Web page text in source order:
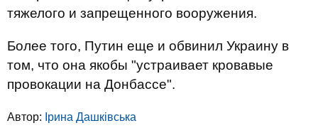
тяжелого и запрещенного вооружения.
Более того, Путин еще и обвинил Украину в
том, что она якобы "устраивает крова­вые
прово­кации на Донбассе".
Автор: Ірина Дашківська